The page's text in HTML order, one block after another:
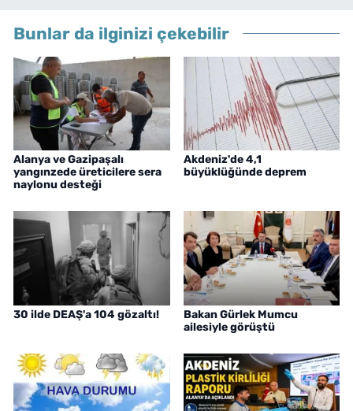
Bunlar da ilginizi çekebilir
Alanya ve Gazipaşalı
yangınzede üreticilere sera
naylonu desteği
Akdeniz'de 4,1
büyüklüğünde deprem
30 ilde DEAŞ'a 104 gözaltı!
Bakan Gürlek Mumcu
ailesiyle görüştü